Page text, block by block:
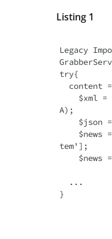
Listing 1
Legacy
try{
A);
tem'];
}